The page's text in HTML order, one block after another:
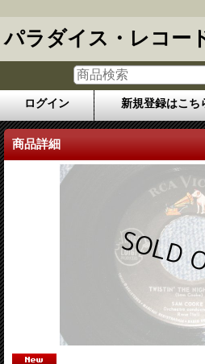
パラダイス・レコー
ログイン 新規登録はこち
商品詳細